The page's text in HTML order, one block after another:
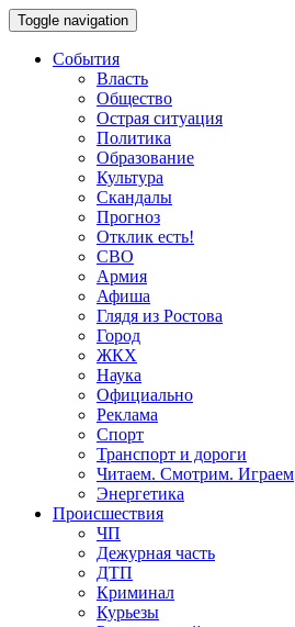
Toggle navigation
События
Власть
Общество
Острая ситуация
Политика
Образование
Культура
Скандалы
Прогноз
Отклик есть!
СВО
Армия
Афиша
Глядя из Ростова
Город
ЖКХ
Наука
Официально
Реклама
Спорт
Транспорт и дороги
Читаем. Смотрим. Играем
Энергетика
Происшествия
ЧП
Дежурная часть
ДТП
Криминал
Курьезы